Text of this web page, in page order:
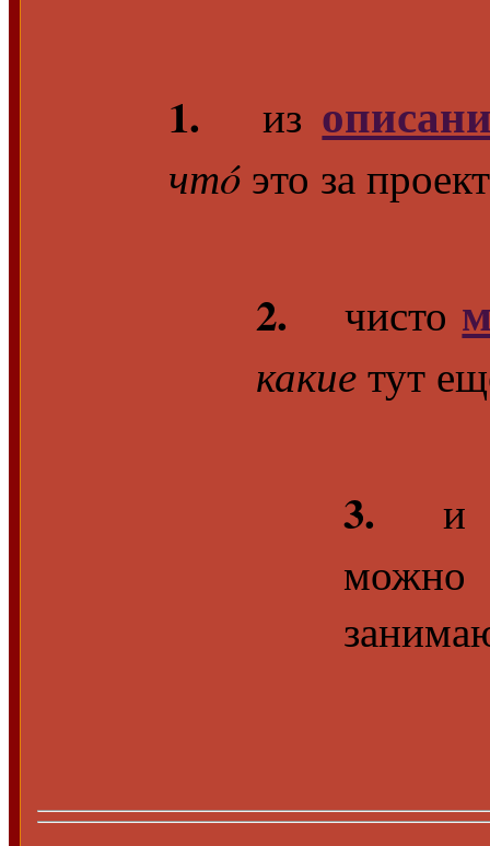
1. из
чтó это за
2. чисто
какиетут
3. и